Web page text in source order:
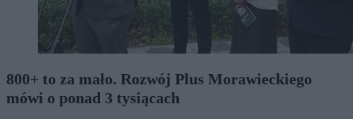
800+ to za mało. Rozwój Plus Morawieckiego
mówi o ponad 3 tysiącach